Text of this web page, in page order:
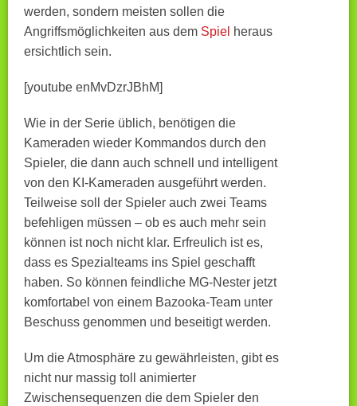
werden, sondern meisten sollen die
Angriffsmöglichkeiten aus dem Spiel heraus
ersichtlich sein.
[youtube enMvDzrJBhM]
Wie in der Serie üblich, benötigen die
Kameraden wieder Kommandos durch den
Spieler, die dann auch schnell und intelligent
von den KI-Kameraden ausgeführt werden.
Teilweise soll der Spieler auch zwei Teams
befehligen müssen – ob es auch mehr sein
können ist noch nicht klar. Erfreulich ist es,
dass es Spezialteams ins Spiel geschafft
haben. So können feindliche MG-Nester jetzt
komfortabel von einem Bazooka-Team unter
Beschuss genommen und beseitigt werden.
Um die Atmosphäre zu gewährleisten, gibt es
nicht nur massig toll animierter
Zwischensequenzen die dem Spieler den